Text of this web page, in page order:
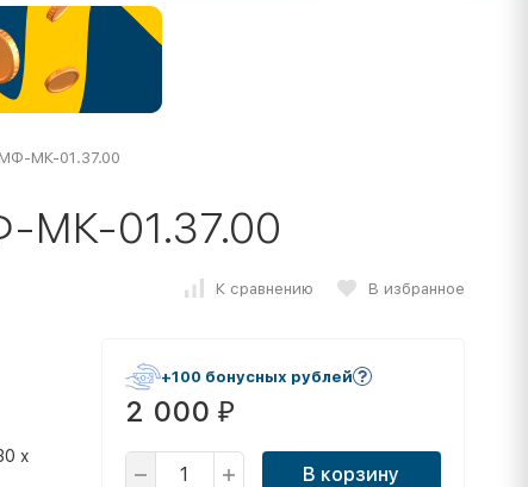
МК-01.37.00
МК-01.37.00
К сравнению В избранное
х
+100 бонусных рублей
2 000 ₽
В корзину